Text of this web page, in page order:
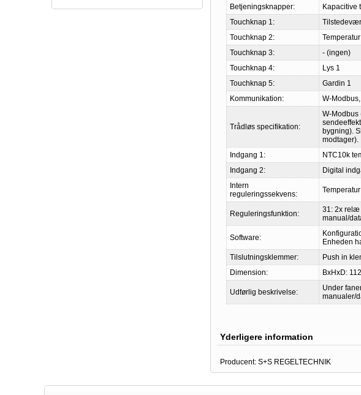
Betjeningsknapper:
Kapacitive
Touchknap 1:
Touchknap 2:
Touchknap 3:
- (ingen)
Touchknap 4:
Lys 1
Touchknap 5:
Gardin 1
Kommunikation:
W-
Trådløs specifikation:
W-Modbus
bygning).
modtager).
Indgang 1:
NTC10k
Indgang 2:
Digital
Intern
reguleringssekvens:
Reguleringsfunktion:
31: 2x relæ
manual/
Software:
Enheden
Tilslutningsklemmer:
Push in
Dimension:
BxHxD:
Udførlig beskrivelse:
Under
manualer/
Yderligere information
Producent: S+S REGELTECHNIK